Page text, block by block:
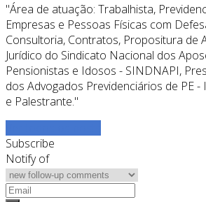
"Área de atuação: Trabalhista,
Empresas e Pessoas Físicas com
Consultoria, Contratos, Propositura de
Jurídico do Sindicato Nacional dos
Pensionistas e Idosos - SINDNAPI,
dos Advogados Previdenciários de PE -
e Palestrante."
Subscribe
Notify of